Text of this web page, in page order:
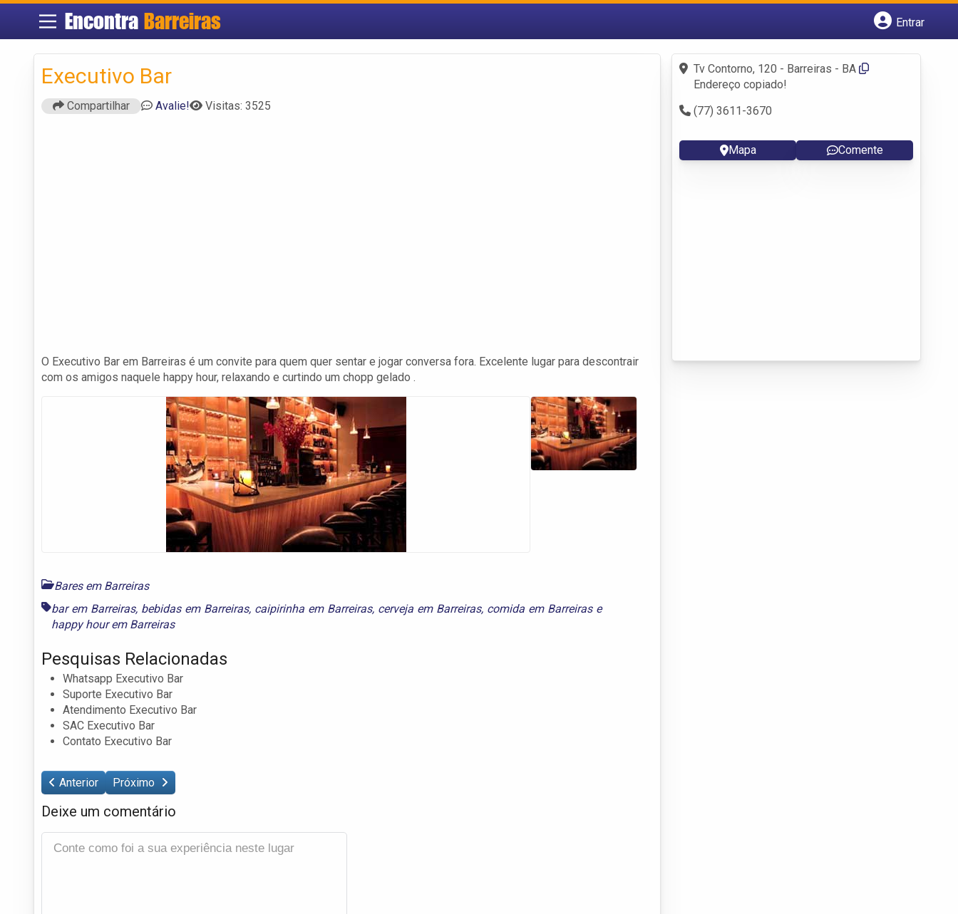
Encontra Barreiras
Entrar
Fazer login
Criar conta
Executivo Bar
Compartilhar Avalie! Visitas: 3525
O Executivo Bar em Barreiras é um convite para quem quer sentar e jogar conversa fora. Excelente lugar para descontrair
com os amigos naquele happy hour, relaxando e curtindo um chopp gelado .
Bares em Barreiras
bar em Barreiras, bebidas em Barreiras, caipirinha em Barreiras, cerveja em Barreiras, comida em Barreirase
happy hour em Barreiras
Pesquisas Relacionadas
Whatsapp Executivo Bar
Suporte Executivo Bar
Atendimento Executivo Bar
SAC Executivo Bar
Contato Executivo Bar
Anterior Próximo
Deixe um comentário
Tv Contorno, 120 - Barreiras - BA
Endereço copiado!
(77) 3611-3670
Mapa Comente